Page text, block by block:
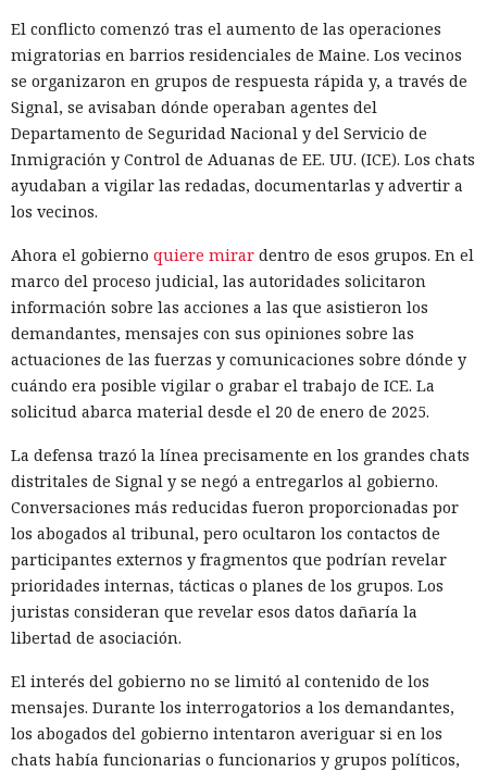
El conflicto comenzó tras el aumento de las operaciones
migratorias en barrios residenciales de Maine. Los vecinos
se organizaron en grupos de respuesta rápida y, a través de
Signal, se avisaban dónde operaban agentes del
Departamento de Seguridad Nacional y del Servicio de
Inmigración y Control de Aduanas de EE. UU. (ICE). Los chats
ayudaban a vigilar las redadas, documentarlas y advertir a
los vecinos.
Ahora el gobierno quiere mirar dentro de esos grupos. En el
marco del proceso judicial, las autoridades solicitaron
información sobre las acciones a las que asistieron los
demandantes, mensajes con sus opiniones sobre las
actuaciones de las fuerzas y comunicaciones sobre dónde y
cuándo era posible vigilar o grabar el trabajo de ICE. La
solicitud abarca material desde el 20 de enero de 2025.
La defensa trazó la línea precisamente en los grandes chats
distritales de Signal y se negó a entregarlos al gobierno.
Conversaciones más reducidas fueron proporcionadas por
los abogados al tribunal, pero ocultaron los contactos de
participantes externos y fragmentos que podrían revelar
prioridades internas, tácticas o planes de los grupos. Los
juristas consideran que revelar esos datos dañaría la
libertad de asociación.
El interés del gobierno no se limitó al contenido de los
mensajes. Durante los interrogatorios a los demandantes,
los abogados del gobierno intentaron averiguar si en los
chats había funcionarias o funcionarios y grupos políticos,